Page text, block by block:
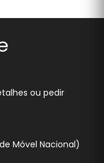
ou pedir
Móvel Nacional)